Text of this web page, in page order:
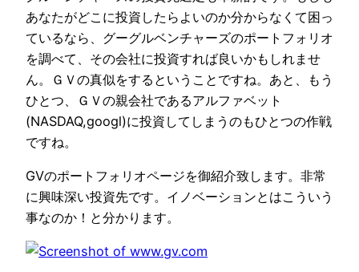
あなたがどこに投資したらよいのか分からなくて困っ
ているなら、グーグルベンチャーズのポートフォリオ
を調べて、その会社に投資すれば良いかもしれませ
ん。ＧＶの真似をするということですね。あと、もう
ひとつ、ＧＶの親会社であるアルファベット
(NASDAQ,googl)に投資してしまうのもひとつの作戦
ですね。
GVのポートフォリオページを御紹介致します。非常
に興味深い投資先です。イノベーションとはこういう
事なのか！と分かります。